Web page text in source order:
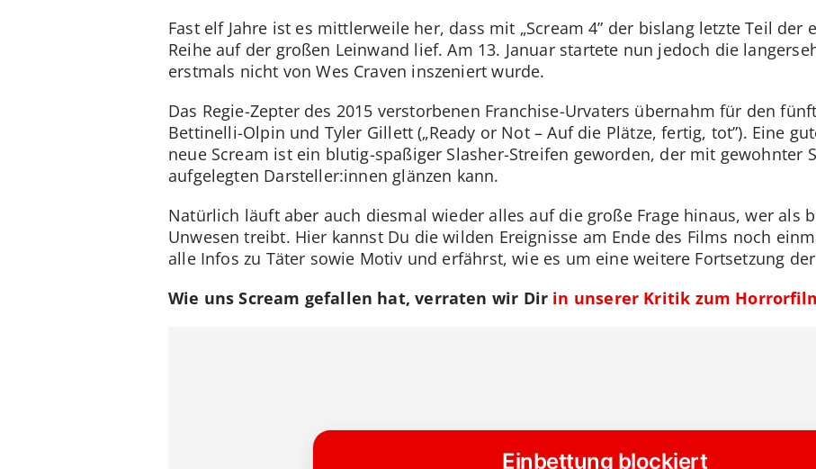
Fast elf Jahre ist es mittlerweile her, dass mit „Scream 4” der bislang letzte Teil
Reihe auf der großen Leinwand lief. Am 13. Januar startete nun jedoch die
erstmals nicht von Wes Craven inszeniert wurde.
Das Regie-Zepter des 2015 verstorbenen Franchise-Urvaters übernahm für den
Bettinelli-Olpin und Tyler Gillett („Ready or Not – Auf die Plätze, fertig, tot”). Eine
neue Scream ist ein blutig-spaßiger Slasher-Streifen geworden, der mit gewohnter
aufgelegten Darsteller:innen glänzen kann.
Natürlich läuft aber auch diesmal wieder alles auf die große Frage hinaus, wer als
Unwesen treibt. Hier kannst Du die wilden Ereignisse am Ende des Films noch
alle Infos zu Täter sowie Motiv und erfährst, wie es um eine weitere Fortsetzung
Wie uns Scream gefallen hat, verraten wir Dir in unserer Kritik zum